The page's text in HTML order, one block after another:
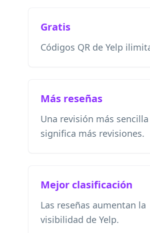
Gratis
Códigos QR de Yelp
Más reseñas
Una revisión más sencilla
significa más revisiones.
Mejor clasificación
Las reseñas aumentan la
visibilidad de Yelp.